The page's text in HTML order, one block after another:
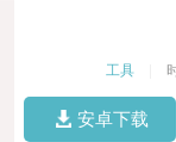
工具
安卓下载